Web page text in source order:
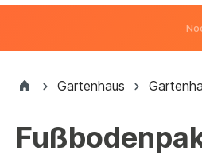
Gartenhaus